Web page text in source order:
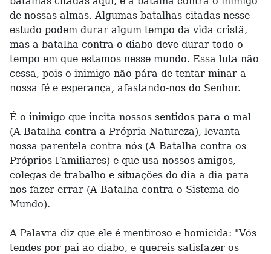
de nossas almas. Algumas batalhas citadas nesse
estudo podem durar algum tempo da vida cristã,
mas a batalha contra o diabo deve durar todo o
tempo em que estamos nesse mundo. Essa luta não
cessa, pois o inimigo não pára de tentar minar a
nossa fé e esperança, afastando-nos do Senhor.
É o inimigo que incita nossos sentidos para o mal
(A Batalha contra a Própria Natureza), levanta
nossa parentela contra nós (A Batalha contra os
Próprios Familiares) e que usa nossos amigos,
colegas de trabalho e situações do dia a dia para
nos fazer errar (A Batalha contra o Sistema do
Mundo).
A Palavra diz que ele é mentiroso e homicida: "Vós
tendes por pai ao diabo, e quereis satisfazer os